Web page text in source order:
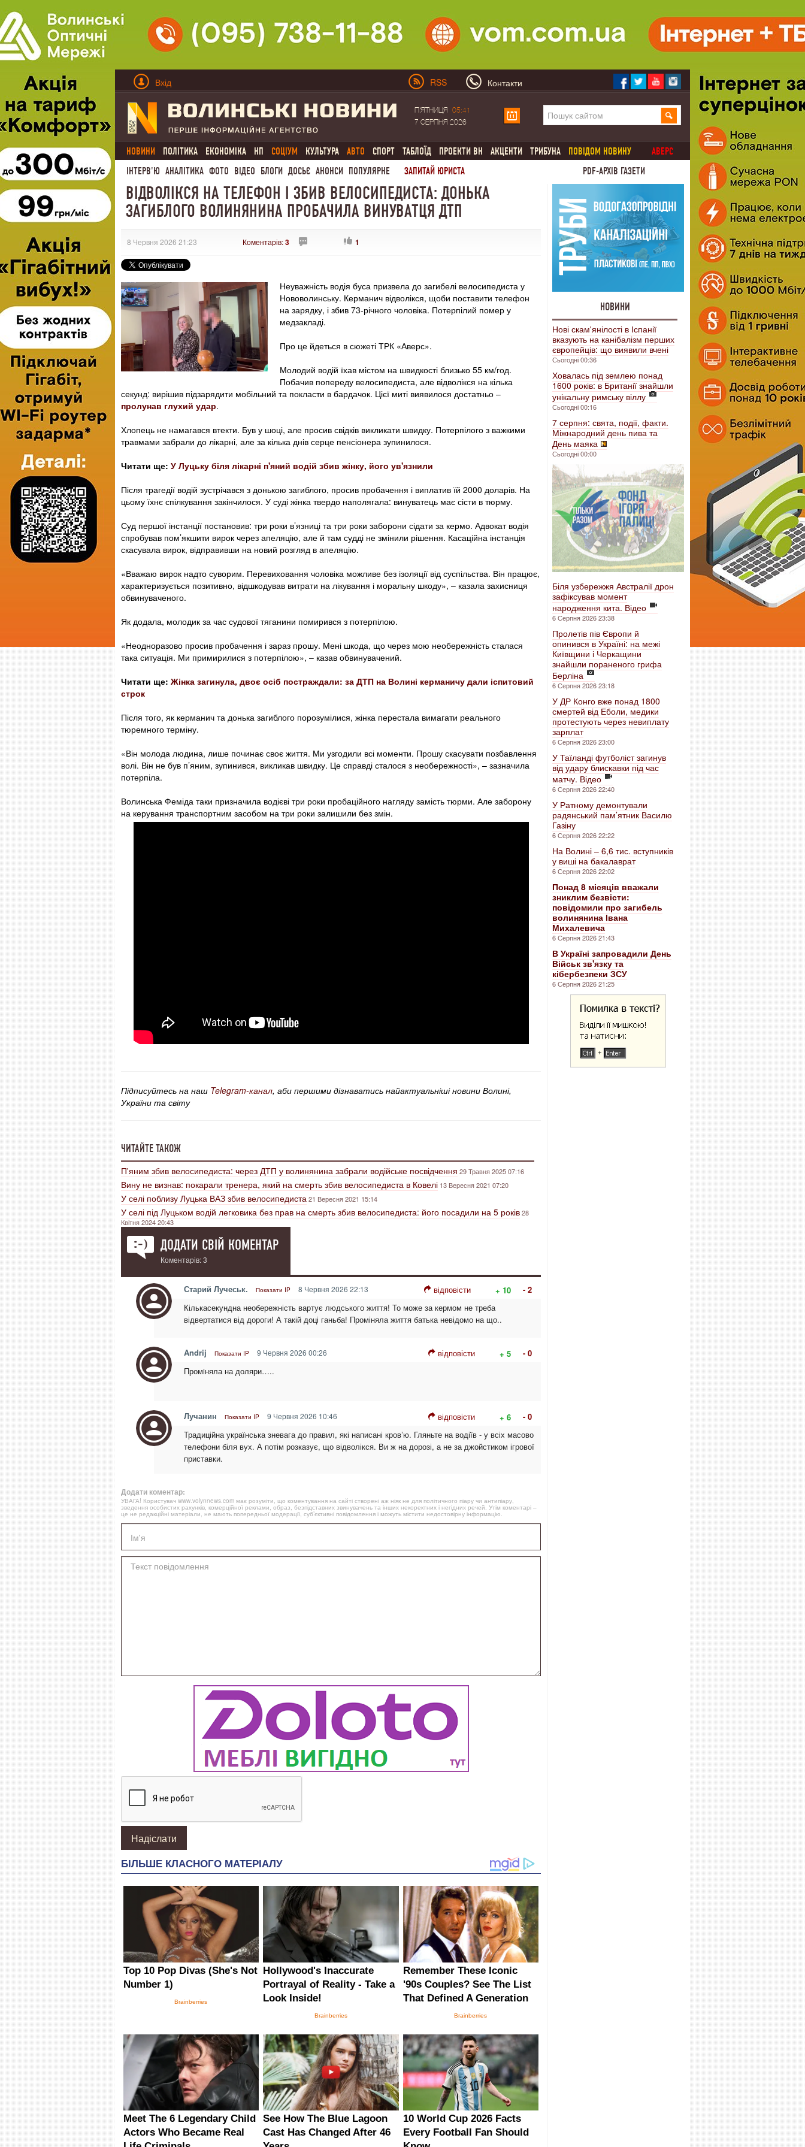
Вхід RSS Контакти
П'ЯТНИЦЯ
05:41
7 СЕРПНЯ 2026
НОВИНИ ПОЛІТИКА ЕКОНОМІКА НП СОЦІУМ КУЛЬТУРА АВТО СПОРТ ТАБЛОЇД ПРОЕКТИ ВН АКЦЕНТИ ТРИБУНА ПОВІДОМ НОВИНУ
АВЕРС
ІНТЕРВ'Ю АНАЛІТИКА ФОТО ВІДЕО БЛОГИ ДОСЬЄ АНОНСИ ПОПУЛЯРНЕ ЗАПИТАЙ ЮРИСТА PDF-АРХІВ ГАЗЕТИ
ВІДВОЛІКСЯ НА ТЕЛЕФОН І ЗБИВ ВЕЛОСИПЕДИСТА: ДОНЬКА
ЗАГИБЛОГО ВОЛИНЯНИНА ПРОБАЧИЛА ВИНУВАТЦЯ ДТП
8 Червня 2026 21:23 Коментарів:3 1
Неуважність водія буса призвела до загибелі велосипедиста у
Нововолинську. Керманич відволікся, щоби поставити телефон
на зарядку, і збив 73-річного чоловіка. Потерпілий помер у
медзакладі.
Про це йдеться в сюжеті ТРК «Аверс».
Молодий водій їхав містом на швидкості близько 55 км/год.
Побачив попереду велосипедиста, але відволікся на кілька
секунд: вирішив підзарядити мобільний та покласти в бардачок. Цієї миті виявилося достатньо –
пролунав глухий удар.
Хлопець не намагався втекти. Був у шоці, але просив свідків викликати швидку. Потерпілого з важкими
травмами забрали до лікарні, але за кілька днів серце пенсіонера зупинилося.
Читати ще: У Луцьку біля лікарні п'яний водій збив жінку, його ув'язнили
Після трагедії водій зустрічався з донькою загиблого, просив пробачення і виплатив їй 2000 доларів. На
цьому їхнє спілкування закінчилося. У суді жінка твердо наполягала: винуватець має сісти в тюрму.
Суд першої інстанції постановив: три роки в’язниці та три роки заборони сідати за кермо. Адвокат водія
спробував пом’якшити вирок через апеляцію, але й там судді не змінили рішення. Касаційна інстанція
скасувала вирок, відправивши на новий розгляд в апеляцію.
«Вважаю вирок надто суворим. Перевиховання чоловіка можливе без ізоляції від суспільства. Він працює,
характеризується позитивно, відшкодував витрати на лікування і моральну шкоду», – казала захисниця
обвинуваченого.
Як додала, молодик за час судової тяганини помирився з потерпілою.
«Неодноразово просив пробачення і зараз прошу. Мені шкода, що через мою необережність сталася
така ситуація. Ми примирилися з потерпілою», – казав обвинувачений.
Читати ще: Жінка загинула, двоє осіб постраждали: за ДТП на Волині керманичу дали іспитовий
строк
Після того, як керманич та донька загиблого порозумілися, жінка перестала вимагати реального
тюремного терміну.
«Він молода людина, лише починає своє життя. Ми узгодили всі моменти. Прошу скасувати позбавлення
волі. Він не був п’яним, зупинився, викликав швидку. Це справді сталося з необережності», – зазначила
потерпіла.
Волинська Феміда таки призначила водієві три роки пробаційного нагляду замість тюрми. Але заборону
на керування транспортним засобом на три роки залишили без змін.
Підписуйтесь на наш Telegram-канал, аби першими дізнаватись найактуальніші новини Волині,
України та світу
ЧИТАЙТЕ ТАКОЖ
П'яним збив велосипедиста: через ДТП у волинянина забрали водійське посвідчення 29 Травня 2025 07:16
Вину не визнав: покарали тренера, який на смерть збив велосипедиста в Ковелі 13 Вересня 2021 07:20
У селі поблизу Луцька ВАЗ збив велосипедиста21 Вересня 2021 15:14
У селі під Луцьком водій легковика без прав на смерть збив велосипедиста: його посадили на 5 років28
Квітня 2024 20:43
ДОДАТИ СВІЙ КОМЕНТАР
Коментарів: 3
Старий Лучеськ. Показати IP 8 Червня 2026 22:13 відповісти + 10
- 2
Кількасекундна необережність вартує людського життя! То може за кермом не треба
відвертатися від дороги! А такій доці ганьба! Проміняла життя батька невідомо на що..
Andrij Показати IP 9 Червня 2026 00:26 відповісти + 5
- 0
Промiняла на доляри…..
Лучанин Показати IP 9 Червня 2026 10:46 відповісти + 6
- 0
Традиційна українська зневага до правил, які написані кровʼю. Гляньте на водіїв - у всіх масово
телефони біля вух. А потім розказує, що відволікся. Ви ж на дорозі, а не за джойстиком ігрової
приставки.
Додати коментар:
УВАГА! Користувач www.volynnews.com має розуміти, що коментування на сайті створені аж ніяк не для політичного піару чи антипіару,
зведення особистих рахунків, комерційної реклами, образ, безпідставних звинувачень та інших некоректних і негідних речей. Утім коментарі –
це не редакційні матеріали, не мають попередньої модерації, суб’єктивні повідомлення і можуть містити недостовірну інформацію.
НОВИНИ
Нові скам'янілості в Іспанії
вказують на канібалізм перших
європейців: що виявили вчені
Сьогодні 00:36
Ховалась під землею понад
1600 років: в Британії знайшли
унікальну римську віллу
Сьогодні 00:16
7 серпня: свята, події, факти.
Міжнародний день пива та
День маяка
Сьогодні 00:00
Біля узбережжя Австралії дрон
зафіксував момент
народження кита. Відео
6 Серпня 2026 23:38
Пролетів пів Європи й
опинився в Україні: на межі
Київщини і Черкащини
знайшли пораненого грифа
Берліна
6 Серпня 2026 23:18
У ДР Конго вже понад 1800
смертей від Еболи, медики
протестують через невиплату
зарплат
6 Серпня 2026 23:00
У Таїланді футболіст загинув
від удару блискавки під час
матчу. Відео
6 Серпня 2026 22:40
У Ратному демонтували
радянський пам’ятник Василю
Газіну
6 Серпня 2026 22:22
На Волині – 6,6 тис. вступників
у виші на бакалаврат
6 Серпня 2026 22:02
Понад 8 місяців вважали
зниклим безвісти:
повідомили про загибель
волинянина Івана
Михалевича
6 Серпня 2026 21:43
В Україні запровадили День
Військ зв'язку та
кібербезпеки ЗСУ
6 Серпня 2026 21:25